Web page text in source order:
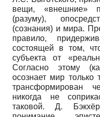
вещи, «внешние»
(разуму),
(сознания) и мира.
правило,
состоящей в том,
субъекта от
Согласно этому
осознает мир только
трансформирован
никогда не
таковой. Д.